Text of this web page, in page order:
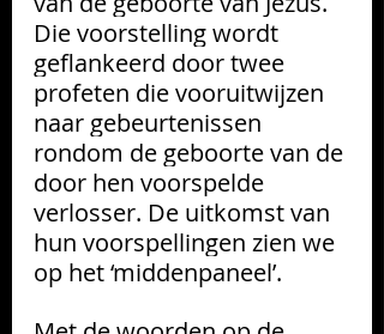
Die voorstelling wordt
geflankeerd door twee
profeten die vooruitwijzen
naar gebeurtenissen
rondom de geboorte van de
door hen voorspelde
verlosser. De uitkomst van
hun voorspellingen zien we
op het ‘middenpaneel’.